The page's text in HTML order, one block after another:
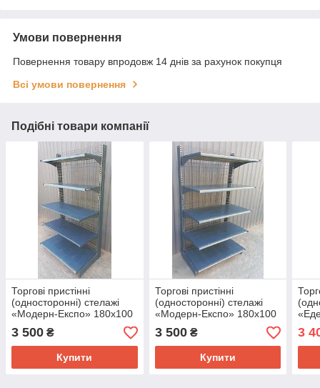
Умови повернення
Повернення товару впродовж 14 днів за рахунок покупця
Всі умови повернення
Подібні товари компанії
Торгові пристінні
(односторонні) стелажі
«Модерн-Експо» 180х100
см., чорний, Б/у
3 500 ₴
Купити
Торгові пристінні
(односторонні) стелажі
«Модерн-Експо» 180х100
см., чорний, Б/у
3 500₴
Купити
3